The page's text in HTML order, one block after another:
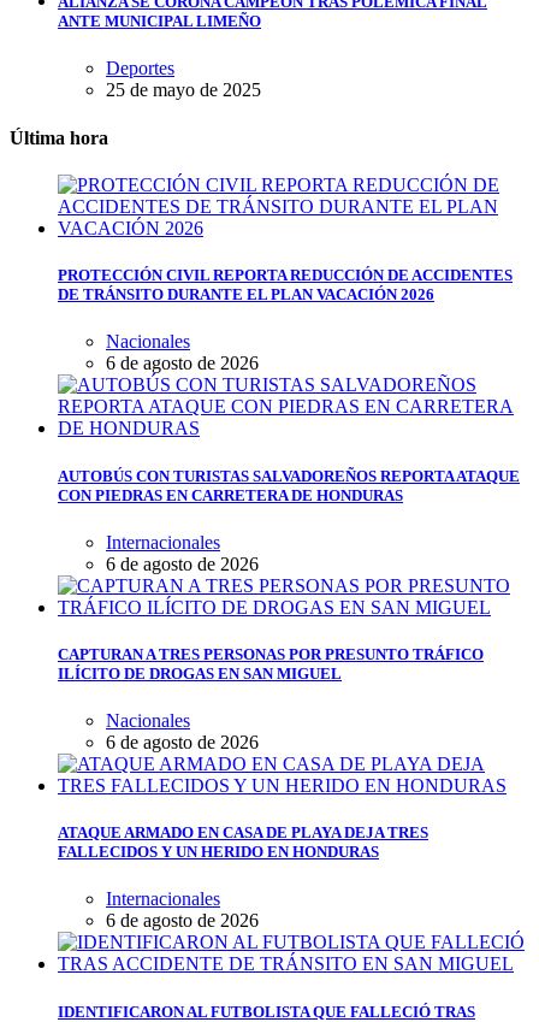
ANTE MUNICIPAL LIMEÑO
Deportes
25 de mayo de 2025
Última hora
PROTECCIÓN CIVIL REPORTA REDUCCIÓN DE ACCIDENTES
DE TRÁNSITO DURANTE EL PLAN VACACIÓN 2026
Nacionales
6 de agosto de 2026
AUTOBÚS CON TURISTAS SALVADOREÑOS REPORTA ATAQUE
CON PIEDRAS EN CARRETERA DE HONDURAS
Internacionales
6 de agosto de 2026
CAPTURAN A TRES PERSONAS POR PRESUNTO TRÁFICO
ILÍCITO DE DROGAS EN SAN MIGUEL
Nacionales
6 de agosto de 2026
ATAQUE ARMADO EN CASA DE PLAYA DEJA TRES
FALLECIDOS Y UN HERIDO EN HONDURAS
Internacionales
6 de agosto de 2026
IDENTIFICARON AL FUTBOLISTA QUE FALLECIÓ TRAS